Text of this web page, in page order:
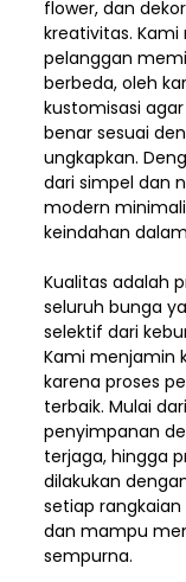
flower, dan
kreativitas.
pelanggan
berbeda, oleh
kustomisasi
benar sesuai
ungkapkan.
dari simpel dan
modern
keindahan
Kualitas adalah
seluruh bunga
selektif dari
Kami menjamin
karena proses
terbaik. Mulai
penyimpanan
terjaga, hingga
dilakukan
setiap
dan mampu
sempurna.